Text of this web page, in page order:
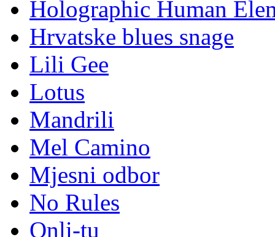
Holographic Human
Hrvatske blues snage
Lili Gee
Lotus
Mandrili
Mel Camino
Mjesni odbor
No Rules
Onli-tu